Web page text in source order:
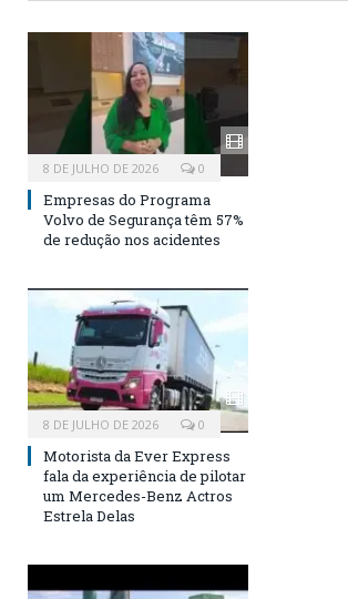
8 DE JULHO DE 2026 0
Empresas do Programa
Volvo de Segurança têm 57%
de redução nos acidentes
8 DE JULHO DE 2026 0
Motorista da Ever Express
fala da experiência de pilotar
um Mercedes-Benz Actros
Estrela Delas